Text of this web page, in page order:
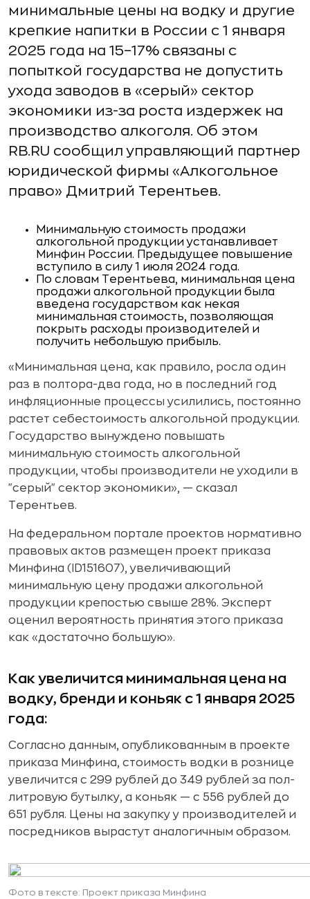
минимальные цены на водку и другие
крепкие напитки в России с 1 января
2025 года на 15–17% связаны с
попыткой государства не допустить
ухода заводов в «серый» сектор
экономики из-за роста издержек на
производство алкоголя. Об этом
RB.RU сообщил управляющий партнер
юридической фирмы «Алкогольное
право» Дмитрий Терентьев.
Минимальную стоимость продажи
алкогольной продукции устанавливает
Минфин России. Предыдущее повышение
вступило в силу 1 июля 2024 года.
По словам Терентьева, минимальная цена
продажи алкогольной продукции была
введена государством как некая
минимальная стоимость, позволяющая
покрыть расходы производителей и
получить небольшую прибыль.
«Минимальная цена, как правило, росла один
раз в полтора-два года, но в последний год
инфляционные процессы усилились, постоянно
растет себестоимость алкогольной продукции.
Государство вынуждено повышать
минимальную стоимость алкогольной
продукции, чтобы производители не уходили в
"серый" сектор экономики», — сказал
Терентьев.
На федеральном портале проектов нормативно
правовых актов размещен проект приказа
Минфина (ID151607), увеличивающий
минимальную цену продажи алкогольной
продукции крепостью свыше 28%. Эксперт
оценил вероятность принятия этого приказа
как «достаточно большую».
Как увеличится минимальная цена на
водку, бренди и коньяк с 1 января 2025
года:
Согласно данным, опубликованным в проекте
приказа Минфина, стоимость водки в рознице
увеличится с 299 рублей до 349 рублей за пол-
литровую бутылку, а коньяк — с 556 рублей до
651 рубля. Цены на закупку у производителей и
посредников вырастут аналогичным образом.
Фото в тексте: Проект приказа Минфина